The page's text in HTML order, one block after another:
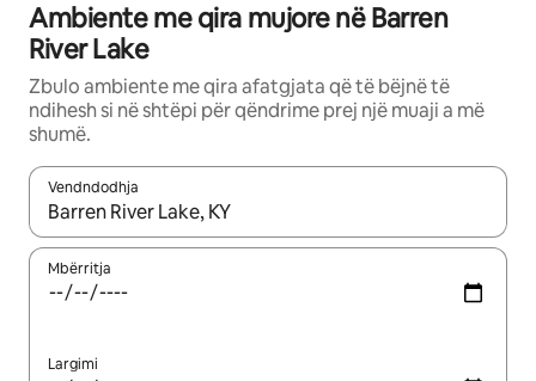
Ambiente me qira mujore në Barren
River Lake
Zbulo ambiente me qira afatgjata që të bëjnë të
ndihesh si në shtëpi për qëndrime prej një muaji a më
shumë.
Vendndodhja
Kur rezultatet të jenë të disponueshme, lëviz me butonat e
Mbërritja
Largimi